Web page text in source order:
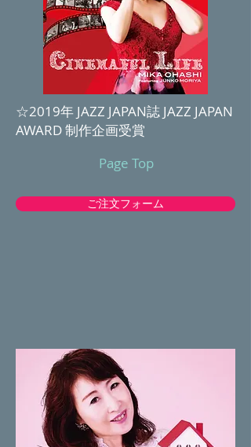
☆2019年 JAZZ JAPAN誌 JAZZ JAPAN
AWARD 制作企画受賞
Page Top
ご注文フォーム